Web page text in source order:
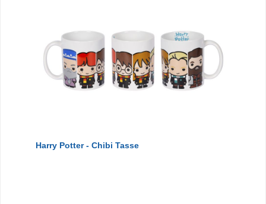
Harry Potter - Chibi Tasse